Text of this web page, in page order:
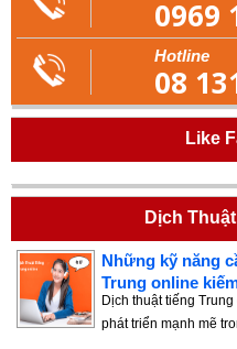
0969
Hotline
08
Like
Dịch
Những kỹ năng
Trung online
Dịch thuật tiếng
phát triển mạnh mẽ